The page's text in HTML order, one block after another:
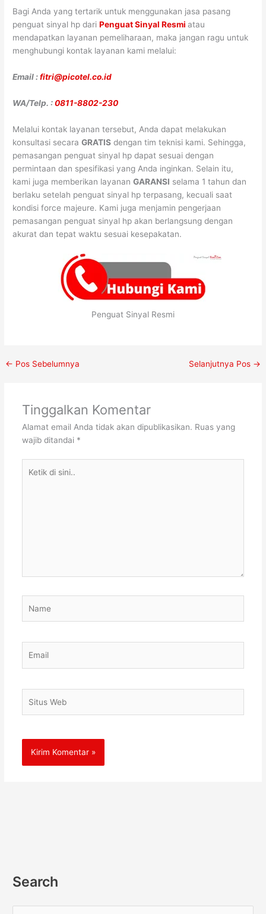
Bagi Anda yang tertarik untuk menggunakan jasa pasang
penguat sinyal hp dariPenguat Sinyal Resmiatau
mendapatkan layanan pemeliharaan, maka jangan ragu untuk
menghubungi kontak layanan kami melalui:
Email :fitri@picotel.co.id
WA/Telp. :0811-8802-230
Melalui kontak layanan tersebut, Anda dapat melakukan
konsultasi secaraGRATIS dengan tim teknisi kami. Sehingga,
pemasangan penguat sinyal hp dapat sesuai dengan
permintaan dan spesifikasi yang Anda inginkan. Selain itu,
kami juga memberikan layananGARANSI selama 1 tahun dan
berlaku setelah penguat sinyal hp terpasang, kecuali saat
kondisi force majeure. Kami juga menjamin pengerjaan
pemasangan penguat sinyal hp akan berlangsung dengan
akurat dan tepat waktu sesuai kesepakatan.
Penguat Sinyal Resmi
← Pos Sebelumnya Selanjutnya Pos →
Tinggalkan Komentar
Alamat email Anda tidak akan dipublikasikan. Ruas yang
wajib ditandai *
Web
Search